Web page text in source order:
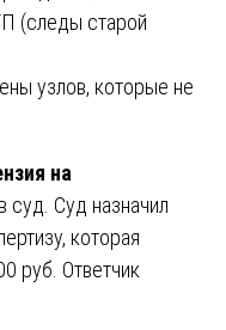
(следы старой
узлов, которые не
на
суд. Суд назначил
которая
руб. Ответчик